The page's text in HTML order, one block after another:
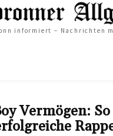
informiert – Nachrichten
Vermögen: